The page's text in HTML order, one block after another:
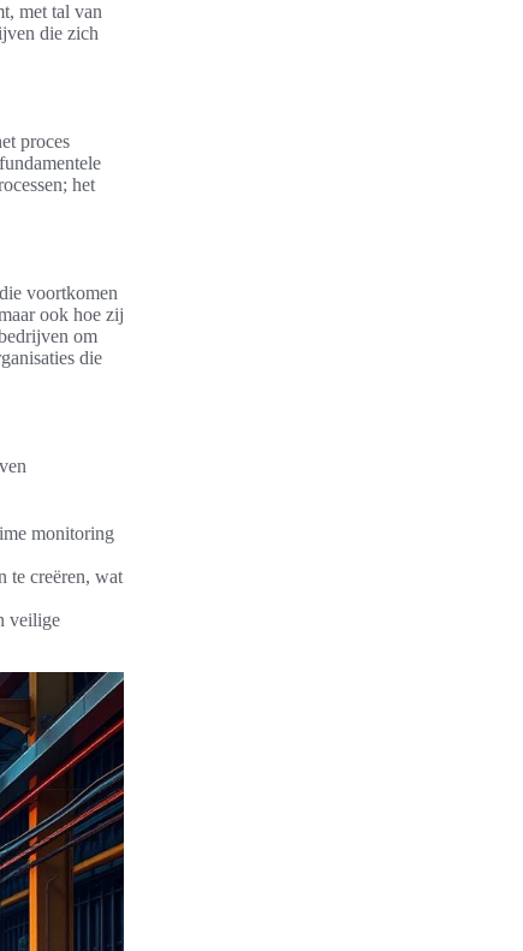
met tal van
die zich
proces
het
voortkomen
ook hoe zij
om
die
monitoring
te creëren, wat
veilige